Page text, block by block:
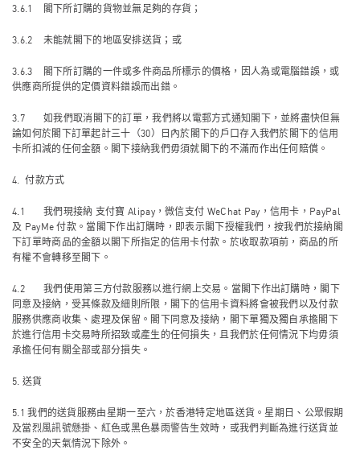
3.6.1 閣下所訂購的貨物並無足夠的存貨；
3.6.2 未能就閣下的地區安排送貨；或
3.6.3 閣下所訂購的一件或多件商品所標示的價格，因人為或電腦錯誤，或
供應商所提供的定價資料錯誤而出錯。
3.7 如我們取消閣下的訂單，我們將以電郵方式通知閣下，並將盡快但無
論如何於閣下訂單起計三十（30）日內於閣下的戶口存入我們於閣下的信用
卡所扣減的任何金額。閣下接納我們毋須就閣下的不滿而作出任何賠償。
4. 付款方式
4.1 我們現接納 支付寶 Alipay，微信支付 WeChat Pay，信用卡，PayPal
及 PayMe 付款。當閣下作出訂購時，即表示閣下授權我們，按我們於接納閣
下訂單時商品的金額以閣下所指定的信用卡付款。於收取款項前，商品的所
有權不會轉移至閣下。
4.2 我們使用第三方付款服務以進行網上交易。當閣下作出訂購時，閣下
同意及接納，受其條款及細則所限，閣下的信用卡資料將會被我們以及付款
服務供應商收集、處理及保留。閣下同意及接納，閣下單獨及獨自承擔閣下
於進行信用卡交易時所招致或產生的任何損失，且我們於任何情況下均毋須
承擔任何有關全部或部分損失。
5. 送貨
5.1 我們的送貨服務由星期一至六，於香港特定地區送貨。星期日、公眾假期
及當烈風訊號懸掛、紅色或黑色暴雨警告生效時，或我們判斷為進行送貨並
不安全的天氣情況下除外。